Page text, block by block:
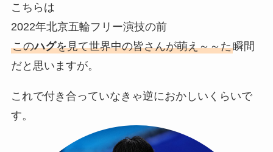
こちらは
2022年北京五輪フリー演技の前
このハグを見て世界中の皆さんが萌え～～た瞬間
だと思いますが。
これで付き合っていなきゃ逆におかしいくらいで
す。